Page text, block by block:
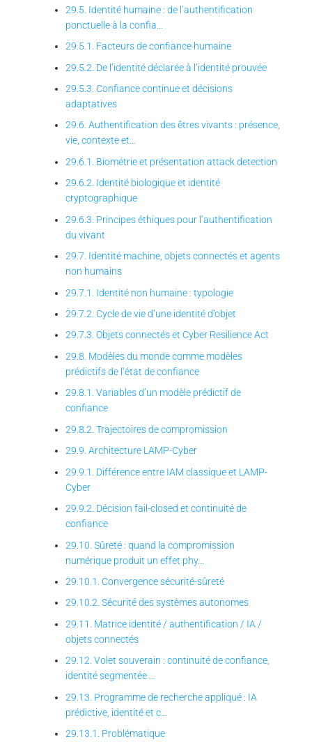
29.5. Identité humaine : de l’authentification
ponctuelle à la confia…
29.5.1. Facteurs de confiance humaine
29.5.2. De l’identité déclarée à l’identité prouvée
29.5.3. Confiance continue et décisions
adaptatives
29.6. Authentification des êtres vivants : présence,
vie, contexte et…
29.6.1. Biométrie et présentation attack detection
29.6.2. Identité biologique et identité
cryptographique
29.6.3. Principes éthiques pour l’authentification
du vivant
29.7. Identité machine, objets connectés et agents
non humains
29.7.1. Identité non humaine : typologie
29.7.2. Cycle de vie d’une identité d’objet
29.7.3. Objets connectés et Cyber Resilience Act
29.8. Modèles du monde comme modèles
prédictifs de l’état de confiance
29.8.1. Variables d’un modèle prédictif de
confiance
29.8.2. Trajectoires de compromission
29.9. Architecture LAMP-Cyber
29.9.1. Différence entre IAM classique et LAMP-
Cyber
29.9.2. Décision fail-closed et continuité de
confiance
29.10. Sûreté : quand la compromission
numérique produit un effet phy…
29.10.1. Convergence sécurité-sûreté
29.10.2. Sécurité des systèmes autonomes
29.11. Matrice identité / authentification / IA /
objets connectés
29.12. Volet souverain : continuité de confiance,
identité segmentée …
29.13. Programme de recherche appliqué : IA
prédictive, identité et c…
29.13.1. Problématique